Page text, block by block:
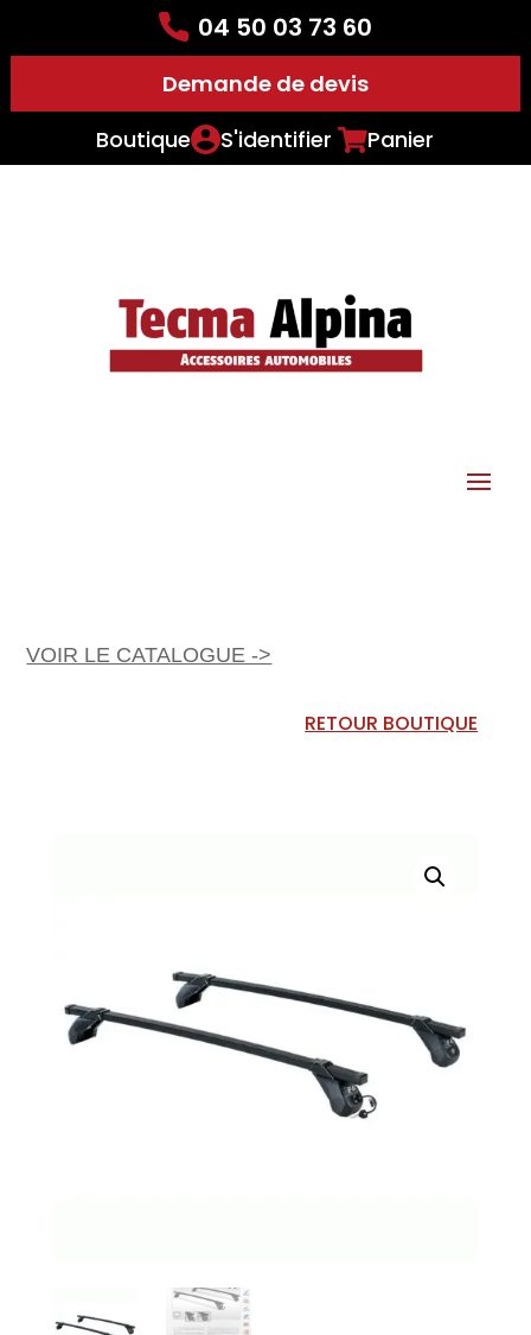
04 50 03 73 60
Demande de devis
Boutique
S'identifier Panier
VOIR LE CATALOGUE ->
RETOUR BOUTIQUE